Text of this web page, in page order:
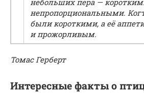
небольших пера —
непропорциональными.
были короткими, а её
и прожорливым.
Томас Герберт
Интересные факты о